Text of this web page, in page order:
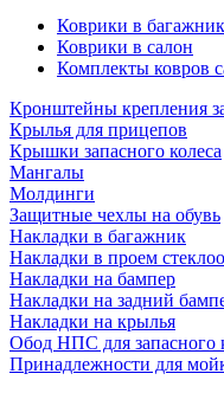
Коврики в багажник
Коврики в салон
Комплекты ковров
Кронштейны крепления
Крылья для прицепов
Крышки запасного колеса
Мангалы
Молдинги
Защитные чехлы на обувь
Накладки в багажник
Накладки в проем
Накладки на бампер
Накладки на задний
Накладки на крылья
Обод НПС для запасного
Принадлежности для